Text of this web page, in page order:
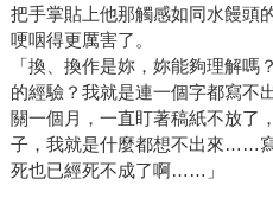
把手掌貼上他那觸感如同水饅頭
哽咽得更厲害了。
「換、換作是妳，妳能夠理解
的經驗？我就是連一個字都寫不
關一個月，一直盯著稿紙不放了
子，我就是什麼都想不出來……
死也已經死不成了啊……」